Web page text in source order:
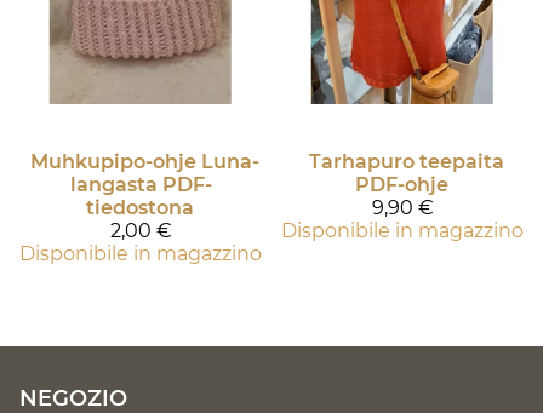
Muhkupipo-ohje Luna-
langasta PDF-
tiedostona
2,00 €
Disponibile in magazzino
Tarhapuro teepaita
PDF-ohje
9,90 €
Disponibile in magazzino
NEGOZIO